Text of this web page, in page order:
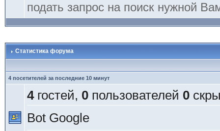
подать запрос на поиск нужной
Статистика форума
4 посетителей за последние 10 минут
4гостей, 0пользователей 0
Bot Google